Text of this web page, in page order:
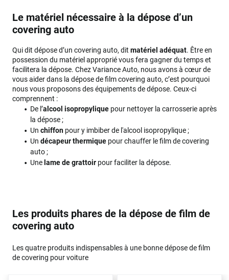
Le matériel nécessaire à la dépose d’un
covering auto
Qui dit dépose d’un covering auto, dit matériel adéquat. Être en
possession du matériel approprié vous fera gagner du temps et
facilitera la dépose. Chez Variance Auto, nous avons à cœur de
vous aider dans la dépose de film covering auto, c’est pourquoi
nous vous proposons des équipements de dépose. Ceux-ci
comprennent :
De l’alcool isopropyliquepour nettoyer la carrosserie après
la dépose ;
Un chiffon pour y imbiber de l'alcool isopropylique ;
Un décapeur thermiquepour chauffer le film de covering
auto ;
Unelame de grattoirpour faciliter la dépose.
Les produits phares de la dépose de film de
covering auto
Les quatre produits indispensables à une bonne dépose de film
de covering pour voiture